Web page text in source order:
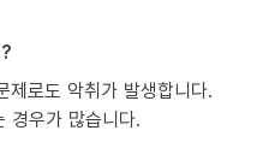
제로도 악취가 발생합니다.
경우가 많습니다.